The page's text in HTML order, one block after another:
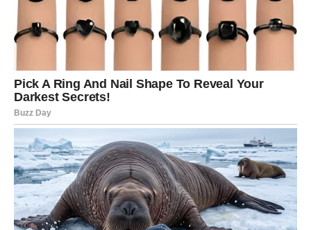
Jedan susret ili neočekivana poruka mogli bi probuditi
osjećanja kakva dugo niste osjetile. Vodolije koje su u
vezi konačno će osjetiti više pažnje, razumijevanja i
Problemi koji su vas ranije opterećivali polako ostaju iza
vas.
Sudbina vam šalje osobu koja će
vam pomoći
Veoma je moguće da će tokom narednog perioda jedna